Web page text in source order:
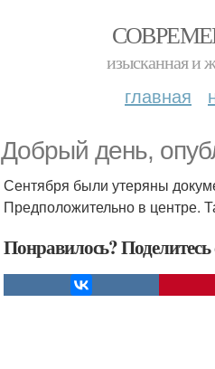
изысканная и
главная
Добрый день,
Сентября были утеряны
Предположительно в центре.
Понравилось?